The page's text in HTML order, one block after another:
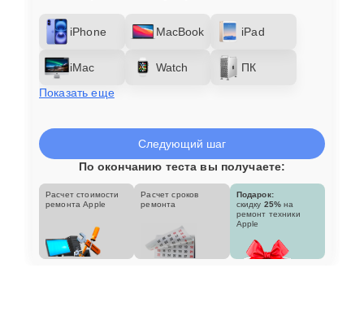
iPhone MacBook iPad
iMac Watch
ПК
Показать еще
Следующий шаг
По окончанию теста вы получаете:
Расчет стоимости
ремонта Apple
Расчет сроков
ремонта
Подарок:
скидку 25% на
ремонт техники
Apple